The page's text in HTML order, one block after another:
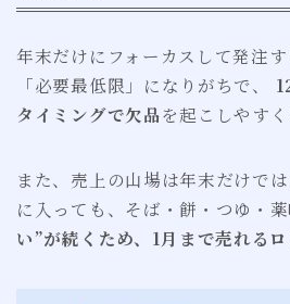
年末だけにフォーカスして発注
「必要最低限」になりがちで、
タイミングで欠品を起こしやすく
また、売上の山場は年末だけで
に入っても、そば・餅・つゆ・
い”が続くため、1月まで売れる